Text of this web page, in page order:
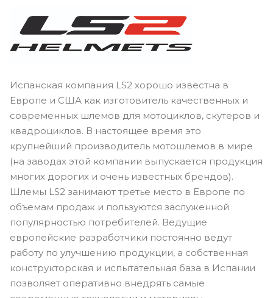
Испанская компания LS2 хорошо известна в
Европе и США как изготовитель качественных и
современных шлемов для мотоциклов, скутеров и
квадроциклов. В настоящее время это
крупнейший производитель мотошлемов в мире
(на заводах этой компании выпускается продукция
многих дорогих и очень известных брендов).
Шлемы LS2 занимают третье место в Европе по
объемам продаж и пользуются заслуженной
популярностью потребителей. Ведущие
европейские разработчики постоянно ведут
работу по улучшению продукции, а собственная
конструкторская и испытательная база в Испании
позволяет оперативно внедрять самые